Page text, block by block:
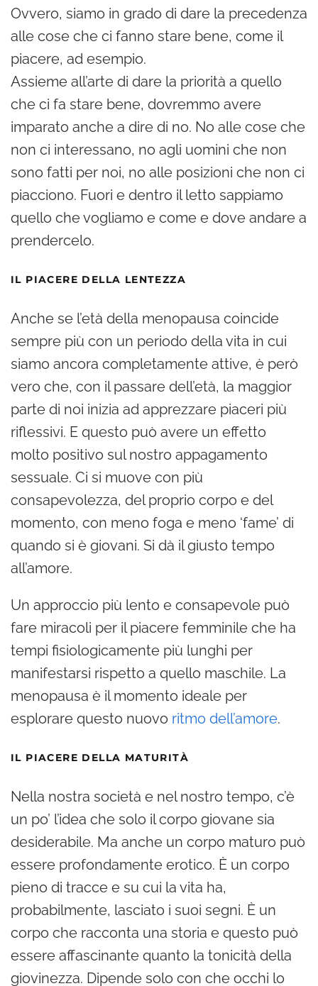
Ovvero, siamo in grado di dare la precedenza
alle cose che ci fanno stare bene, come il
piacere, ad esempio.
Assieme all’arte di dare la priorità a quello
che ci fa stare bene, dovremmo avere
imparato anche a dire di no. No alle cose che
non ci interessano, no agli uomini che non
sono fatti per noi, no alle posizioni che non ci
piacciono. Fuori e dentro il letto sappiamo
quello che vogliamo e come e dove andare a
prendercelo.
IL PIACERE DELLA LENTEZZA
Anche se l’età della menopausa coincide
sempre più con un periodo della vita in cui
siamo ancora completamente attive, è però
vero che, con il passare dell’età, la maggior
parte di noi inizia ad apprezzare piaceri più
riflessivi. E questo può avere un effetto
molto positivo sul nostro appagamento
sessuale. Ci si muove con più
consapevolezza, del proprio corpo e del
momento, con meno foga e meno ‘fame’ di
quando si è giovani. Si dà il giusto tempo
all’amore.
Un approccio più lento e consapevole può
fare miracoli per il piacere femminile che ha
tempi fisiologicamente più lunghi per
manifestarsi rispetto a quello maschile. La
menopausa è il momento ideale per
esplorare questo nuovo ritmo dell’amore.
IL PIACERE DELLA MATURITÀ
Nella nostra società e nel nostro tempo, c’è
un po’ l’idea che solo il corpo giovane sia
desiderabile. Ma anche un corpo maturo può
essere profondamente erotico. È un corpo
pieno di tracce e su cui la vita ha,
probabilmente, lasciato i suoi segni. È un
corpo che racconta una storia e questo può
essere affascinante quanto la tonicità della
giovinezza. Dipende solo con che occhi lo